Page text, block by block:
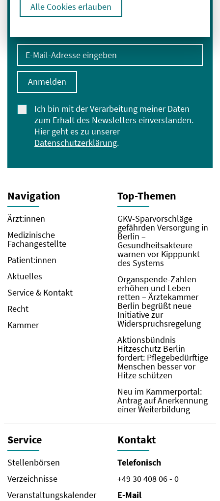
Alle Cookies erlauben
Immer informiert bleiben
E-Mail-Adresse eingeben
Ich bin mit der Verarbeitung meiner Daten
zum Erhalt des Newsletters einverstanden.
Hier geht es zu unserer
Datenschutzerklärung.
Anmelden
Navigation
Ärzt:innen
Medizinische
Fachangestellte
Patient:innen
Aktuelles
Service & Kontakt
Recht
Kammer
Top-Themen
GKV-Sparvorschläge
gefährden Versorgung in
Berlin –
Gesundheitsakteure
warnen vor Kipppunkt
des Systems
Organspende-Zahlen
erhöhen und Leben
retten – Ärztekammer
Berlin begrüßt neue
Initiative zur
Widerspruchsregelung
Aktionsbündnis
Hitzeschutz Berlin
fordert: Pflegebedürftige
Menschen besser vor
Hitze schützen
Neu im Kammerportal:
Antrag auf Anerkennung
einer Weiterbildung
Service
Stellenbörsen
Verzeichnisse
Veranstaltungskalender
Kontakt
Telefonisch
+49 30 408 06 - 0
E-Mail